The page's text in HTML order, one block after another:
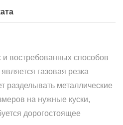
востребованных способов
газовая резка
разделывать металлические
на нужные куски,
дорогостоящее